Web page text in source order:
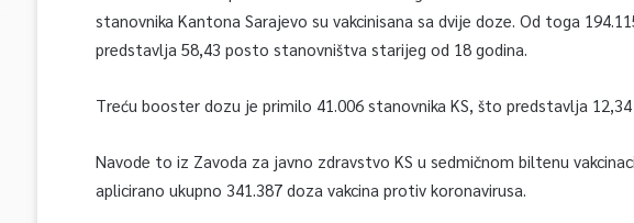
stanovnika Kantona Sarajevo su vakcinisana sa dvije doze. Od toga
predstavlja 58,43 posto stanovništva starijeg od 18 godina.
Treću booster dozu je primilo 41.006 stanovnika KS, što predstavlja
Navode to iz Zavoda za javno zdravstvo KS u sedmičnom biltenu
aplicirano ukupno 341.387 doza vakcina protiv koronavirusa.